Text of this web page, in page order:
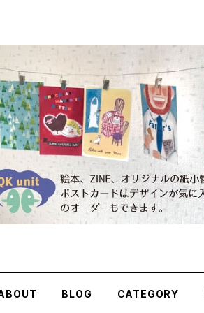
BLOG CATEGORY